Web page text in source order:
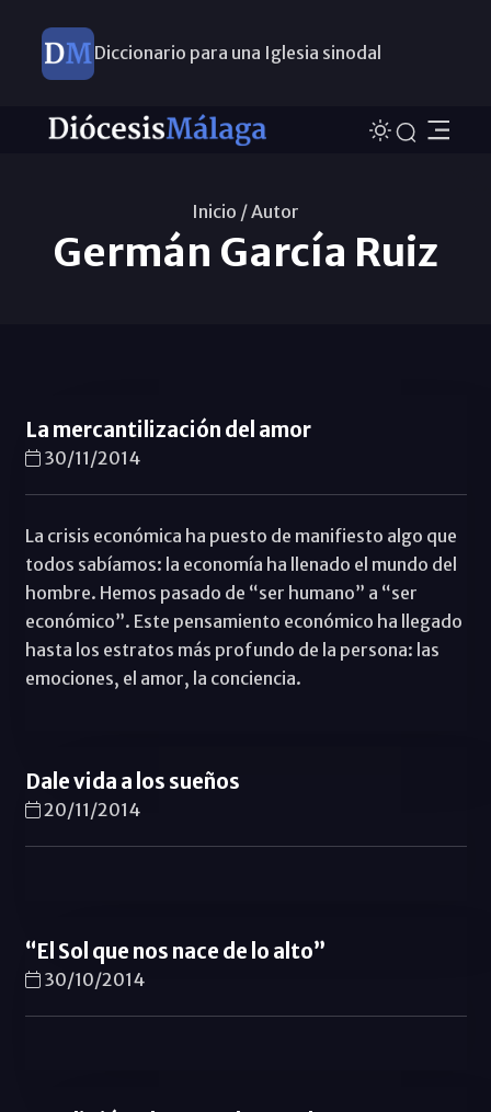
Diccionario para una Iglesia sinodal
Nuevos nombramientos
Inicio /Autor
Germán García Ruiz
La mercantilización del amor
30/11/2014
La crisis económica ha puesto de manifiesto algo que
todos sabíamos: la economía ha llenado el mundo del
hombre. Hemos pasado de “ser humano” a “ser
económico”. Este pensamiento económico ha llegado
hasta los estratos más profundo de la persona: las
emociones, el amor, la conciencia.
Dale vida a los sueños
20/11/2014
“El Sol que nos nace de lo alto”
30/10/2014